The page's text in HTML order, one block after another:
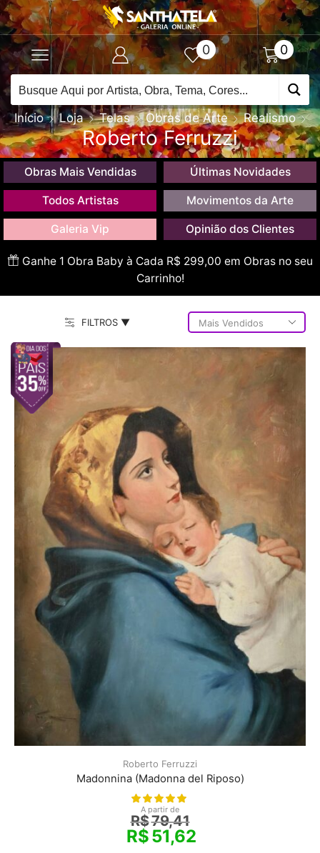
0 0
Início Loja Telas Obras de Arte Realismo
Roberto Ferruzzi
Obras Mais Vendidas Últimas Novidades
Todos Artistas Movimentos da Arte
Galeria Vip Opinião dos Clientes
Ganhe 1 Obra Baby à Cada R$ 299,00 em Obras no seu
Carrinho!
FILTROS ▼
Roberto Ferruzzi
Madonnina (Madonna del Riposo)
A partir de
R$79,41
R$51,62